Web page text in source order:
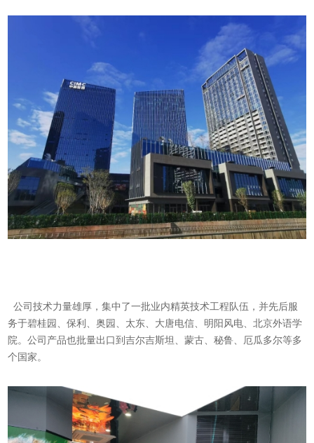
公司技术力量雄厚，集中了一批业内精英技术工程队伍，并先后服
务于碧桂园、保利、奥园、太东、大唐电信、明阳风电、北京外语学
院。公司产品也批量出口到吉尔吉斯坦、蒙古、秘鲁、厄瓜多尔等多
个国家。